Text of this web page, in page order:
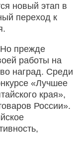
новый этап в
переход к
прежде
работы на
наград. Среди
«Лучшее
края»,
России».